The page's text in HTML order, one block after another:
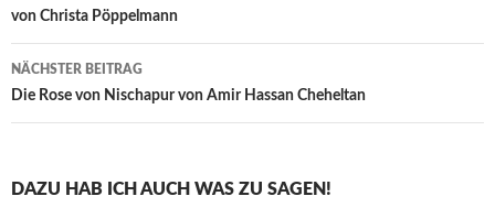
von Christa Pöppelmann
NÄCHSTER BEITRAG
Die Rose von Nischapur von Amir Hassan Cheheltan
DAZU HAB ICH AUCH WAS ZU SAGEN!